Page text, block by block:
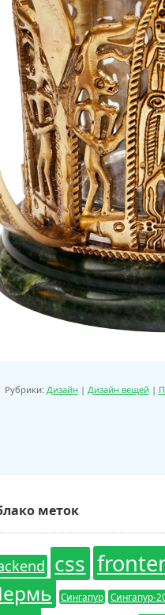
Рубрики: Дизайн| Дизайн вещей|
меток
css
Сингапур Сингапур-